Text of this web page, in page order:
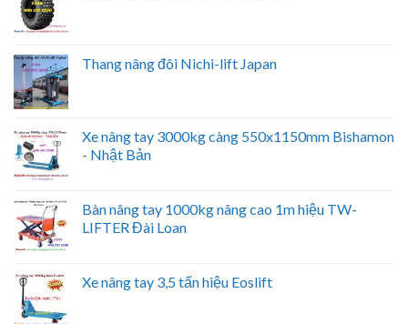
Thang nâng đôi Nichi-lift Japan
Xe nâng tay 3000kg càng 550x1150mm Bishamon
- Nhật Bản
Bàn nâng tay 1000kg nâng cao 1m hiệu TW-
LIFTER Đài Loan
Xe nâng tay 3,5 tấn hiệu Eoslift